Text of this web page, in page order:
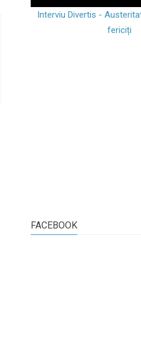
Interviu Divertis -
fericiți
FACEBOOK